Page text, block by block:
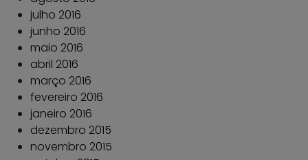
julho 2016
junho 2016
maio 2016
abril 2016
março 2016
fevereiro 2016
janeiro 2016
dezembro 2015
novembro 2015